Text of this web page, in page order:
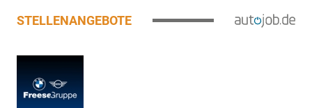
STELLENANGEBOTE